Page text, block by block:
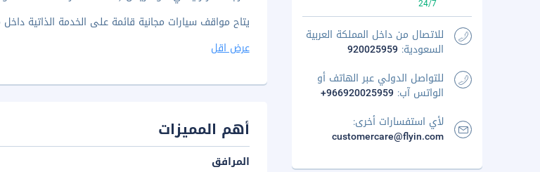
يتاح مواقف سيارات مجانية قائمة على الخدمة الذاتية
عرض اقل
أهم المميزات
المرافق
24/7
للاتصال من داخل المملكة العربية
السعودية: 920025959
للتواصل الدولي عبر الهاتف أو
الواتس آب: +966920025959
لأي استفسارات أخرى:
customercare@flyin.com